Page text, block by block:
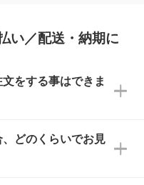
い／配送・納期に
をする事はできま
ムにて『ゲストの
うえ、ご依頼く
どのくらいでお見